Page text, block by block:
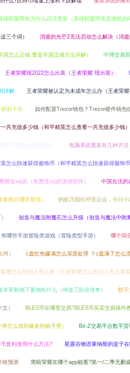
雄联盟周免为什么还没更新（英雄联盟周免是随机的
三个词） 消逝的光芒2无法启动怎么解决（消逝
怎么迁城 重返帝国迁城方法详解） 中博交易
王者荣耀瑶2022怎么出装（王者荣耀 瑶出装）
详解 王者荣耀被认定为未成年怎么办（王者荣耀
前十名 如何配置Trezor钱包？Trezor硬件钱包
共充值多少钱（和平精英怎么查看一共充值多少钱）
原守卫者怎么升级快） 电脑系统重装有几种方
怎么快速获得服饰币（和平精英怎么快速获得服饰币
赠送vip的（免费送vip的游戏软件） 中国合法的
瓶在哪里获得） 蚂蚁庄园杭州亚运会，今日
创造与魔法附魔石怎么升级（创造与魔法中附
有哪些手游冒险类游戏（冒险类型手游） 哪个回
） c盘红色爆满怎么深度处理 ？c盘满了怎么
荣耀怎么给别人充点券（王者荣耀怎么给别人充点券需
本穿刺地下墓地给什么（神途三职业传奇） 数字
） BLES币在哪里交易?BLES币买卖交易操作
怎么加到最多的箱子里） Bit-Z交易平台数字
套利使用什么方法? 星露谷物语莱纳斯的篮子
格预测 黑暗荣耀在哪个app能看?第一/二季无删